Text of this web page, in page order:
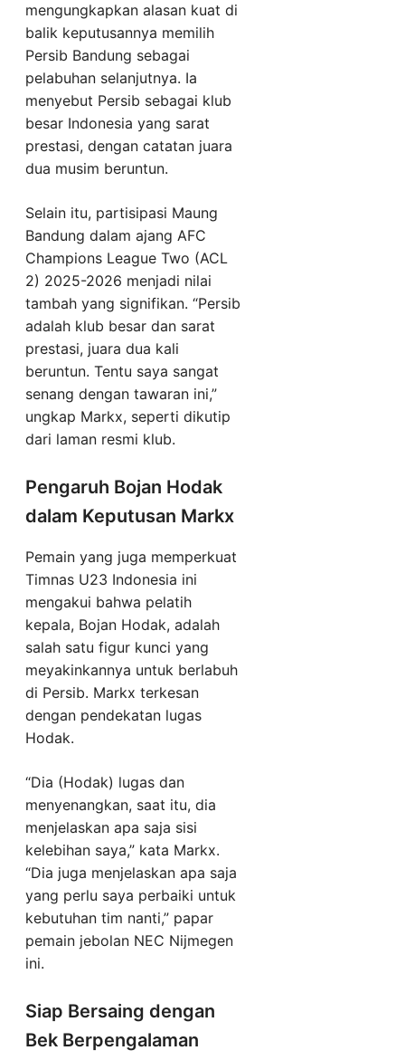
mengungkapkan alasan kuat di
balik keputusannya memilih
Persib Bandung sebagai
pelabuhan selanjutnya. Ia
menyebut Persib sebagai klub
besar Indonesia yang sarat
prestasi, dengan catatan juara
dua musim beruntun.
Selain itu, partisipasi Maung
Bandung dalam ajang AFC
Champions League Two (ACL
2) 2025-2026 menjadi nilai
tambah yang signifikan. “Persib
adalah klub besar dan sarat
prestasi, juara dua kali
beruntun. Tentu saya sangat
senang dengan tawaran ini,”
ungkap Markx, seperti dikutip
dari laman resmi klub.
Pengaruh Bojan Hodak
dalam Keputusan Markx
Pemain yang juga memperkuat
Timnas U23 Indonesia ini
mengakui bahwa pelatih
kepala, Bojan Hodak, adalah
salah satu figur kunci yang
meyakinkannya untuk berlabuh
di Persib. Markx terkesan
dengan pendekatan lugas
Hodak.
“Dia (Hodak) lugas dan
menyenangkan, saat itu, dia
menjelaskan apa saja sisi
kelebihan saya,” kata Markx.
“Dia juga menjelaskan apa saja
yang perlu saya perbaiki untuk
kebutuhan tim nanti,” papar
pemain jebolan NEC Nijmegen
ini.
Siap Bersaing dengan
Bek Berpengalaman